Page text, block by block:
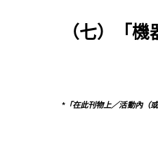
（七）「
*「在此刊物上／活動內（